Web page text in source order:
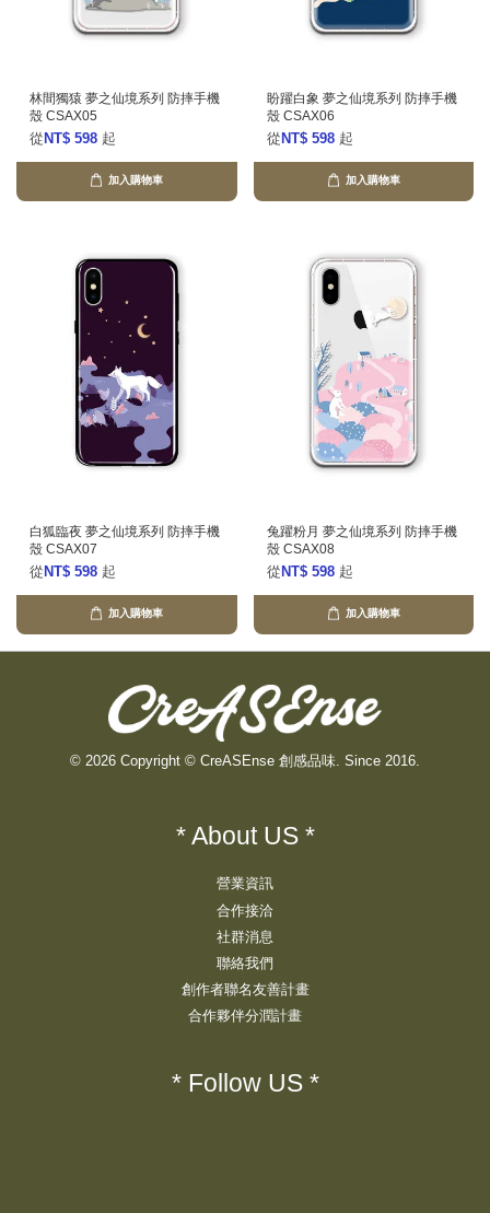
林間獨猿 夢之仙境系列 防摔手機
殼 CSAX05
從NT$ 598 起
加入購物車
盼躍白象 夢之仙境系列 防摔手機
殼 CSAX06
從NT$ 598 起
加入購物車
白狐臨夜 夢之仙境系列 防摔手機
殼 CSAX07
從NT$ 598 起
加入購物車
兔躍粉月 夢之仙境系列 防摔手機
殼 CSAX08
從NT$ 598 起
加入購物車
© 2026 Copyright © CreASEnse 創感品味. Since 2016.
* About US *
營業資訊
合作接洽
社群消息
聯絡我們
創作者聯名友善計畫
合作夥伴分潤計畫
* Follow US *